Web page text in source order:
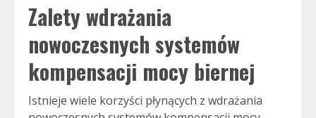
Zalety wdrażania
nowoczesnych systemów
kompensacji mocy biernej
Istnieje wiele korzyści płynących z wdrażania